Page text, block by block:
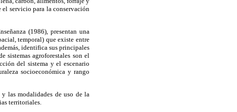
el servicio para la conservación
(1986), presentan una
temporal) que existe entre
identifica sus principales
sistemas agroforestales son el
del sistema y el escenario
socioeconómica y rango
las modalidades de uso de la
territoriales.